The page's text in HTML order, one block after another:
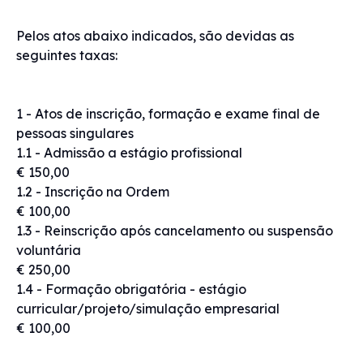
Pelos atos abaixo indicados, são devidas as
seguintes taxas:
1 - Atos de inscrição, formação e exame final de
pessoas singulares
1.1 - Admissão a estágio profissional
€ 150,00
1.2 - Inscrição na Ordem
€ 100,00
1.3 - Reinscrição após cancelamento ou suspensão
voluntária
€ 250,00
1.4 - Formação obrigatória - estágio
curricular/projeto/simulação empresarial
€ 100,00